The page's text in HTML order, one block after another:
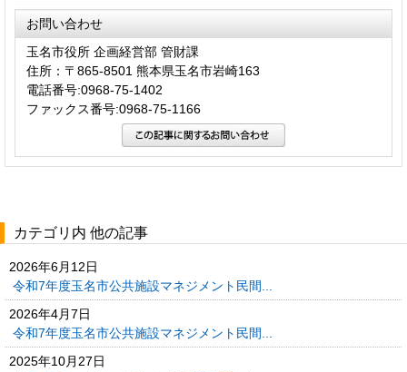
お問い合わせ
玉名市役所 企画経営部 管財課
住所：〒865-8501 熊本県玉名市岩崎163
電話番号:0968-75-1402
ファックス番号:0968-75-1166
カテゴリ内 他の記事
2026年6月12日
令和7年度玉名市公共施設マネジメント民間...
2026年4月7日
令和7年度玉名市公共施設マネジメント民間...
2025年10月27日